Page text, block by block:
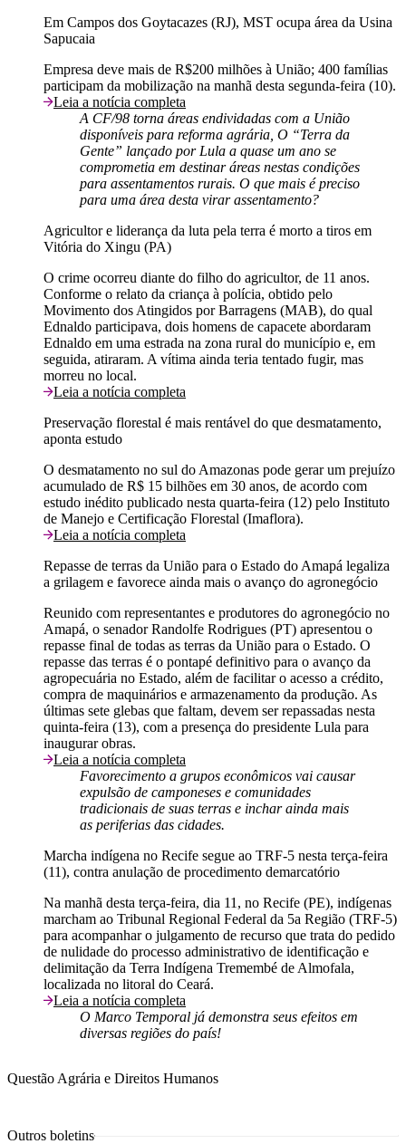
Em Campos dos Goytacazes (RJ), MST ocupa área da Usina
Sapucaia
Empresa deve mais de R$200 milhões à União; 400 famílias
participam da mobilização na manhã desta segunda-feira (10).
Leia a notícia completa
A CF/98 torna áreas endividadas com a União
disponíveis para reforma agrária, O “Terra da
Gente” lançado por Lula a quase um ano se
comprometia em destinar áreas nestas condições
para assentamentos rurais. O que mais é preciso
para uma área desta virar assentamento?
Agricultor e liderança da luta pela terra é morto a tiros em
Vitória do Xingu (PA)
O crime ocorreu diante do filho do agricultor, de 11 anos.
Conforme o relato da criança à polícia, obtido pelo
Movimento dos Atingidos por Barragens (MAB), do qual
Ednaldo participava, dois homens de capacete abordaram
Ednaldo em uma estrada na zona rural do município e, em
seguida, atiraram. A vítima ainda teria tentado fugir, mas
morreu no local.
Leia a notícia completa
Preservação florestal é mais rentável do que desmatamento,
aponta estudo
O desmatamento no sul do Amazonas pode gerar um prejuízo
acumulado de R$ 15 bilhões em 30 anos, de acordo com
estudo inédito publicado nesta quarta-feira (12) pelo Instituto
de Manejo e Certificação Florestal (Imaflora).
Leia a notícia completa
Repasse de terras da União para o Estado do Amapá legaliza
a grilagem e favorece ainda mais o avanço do agronegócio
Reunido com representantes e produtores do agronegócio no
Amapá, o senador Randolfe Rodrigues (PT) apresentou o
repasse final de todas as terras da União para o Estado. O
repasse das terras é o pontapé definitivo para o avanço da
agropecuária no Estado, além de facilitar o acesso a crédito,
compra de maquinários e armazenamento da produção. As
últimas sete glebas que faltam, devem ser repassadas nesta
quinta-feira (13), com a presença do presidente Lula para
inaugurar obras.
Leia a notícia completa
Favorecimento a grupos econômicos vai causar
expulsão de camponeses e comunidades
tradicionais de suas terras e inchar ainda mais
as periferias das cidades.
Marcha indígena no Recife segue ao TRF-5 nesta terça-feira
(11), contra anulação de procedimento demarcatório
Na manhã desta terça-feira, dia 11, no Recife (PE), indígenas
marcham ao Tribunal Regional Federal da 5a Região (TRF-5)
para acompanhar o julgamento de recurso que trata do pedido
de nulidade do processo administrativo de identificação e
delimitação da Terra Indígena Tremembé de Almofala,
localizada no litoral do Ceará.
Leia a notícia completa
O Marco Temporal já demonstra seus efeitos em
diversas regiões do país!
Questão Agrária e Direitos Humanos
Outros boletins